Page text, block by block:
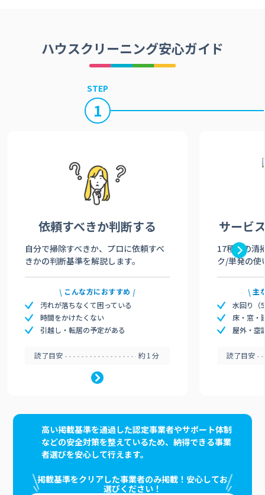
ハウスクリーニング安心ガイド
STEP
1
依頼すべきか判断する
自分で掃除すべきか、プロに依頼すべ
きかの判断基準を解説します。
こんな方におすすめ
汚れが落ちなくて困っている
時間をかけたくない
引越し・転居の予定がある
読了目安 約1分
サービ
17種類の清
ク/単発の使
主
水回り（
床・窓・
屋外・空
読了目安
高い掲載基準を通過した認定事業者やサポート体制
などの安全対策を整えているため、納得できる事業
者選びを安心して行えます。
掲載基準をクリアした事業者のみ掲載！安心してお
選びください！